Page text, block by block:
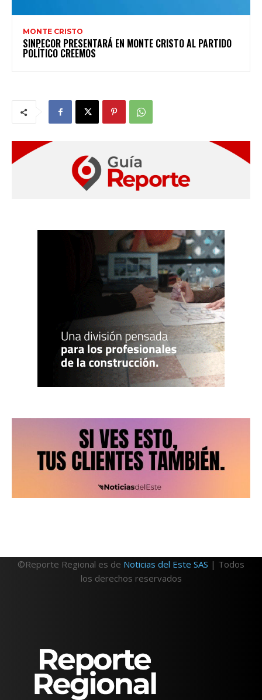
MONTE CRISTO
SINPECOR PRESENTARÁ EN MONTE CRISTO AL PARTIDO
POLÍTICO CREEMOS
©Reporte Regional es de Noticias del Este SAS | Todos
los derechos reservados